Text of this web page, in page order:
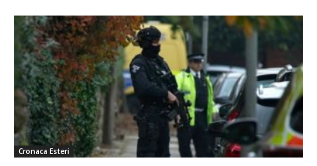
Cronaca Esteri